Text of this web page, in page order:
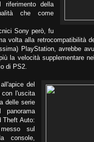
riferimento della
che come
Sony però, fu
volta alla retrocompatibilità
PlayStation, avrebbe
la velocità supplementare
di PS2.
del
l'uscita
delle serie
Theft Auto:
sul
console,